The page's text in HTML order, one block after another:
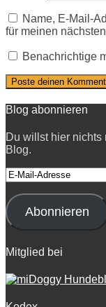
Name, E-Mail-
für meinen
Benachrichtige
Blog abonnieren
Du willst hier
Blog.
E-
Mail-
Adresse
Abonnieren
Mitglied bei